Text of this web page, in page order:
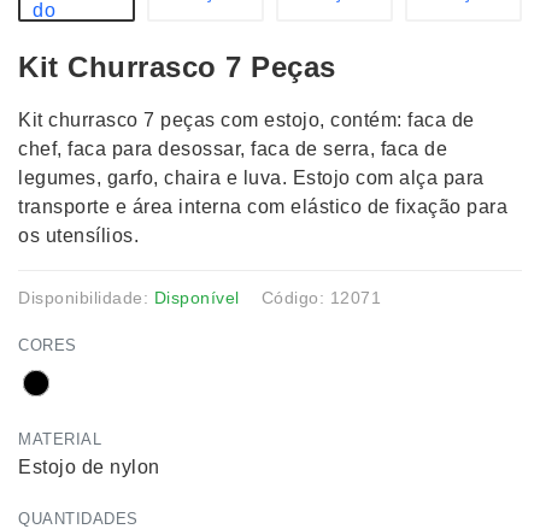
Kit Churrasco 7 Peças
Kit churrasco 7 peças com estojo, contém: faca de
chef, faca para desossar, faca de serra, faca de
legumes, garfo, chaira e luva. Estojo com alça para
transporte e área interna com elástico de fixação para
os utensílios.
Disponibilidade: Disponível Código: 12071
CORES
MATERIAL
Estojo de nylon
QUANTIDADES